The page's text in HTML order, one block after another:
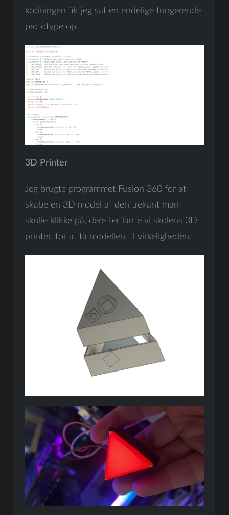
kodningen fik jeg sat en endelige fungerende
prototype op.
3D Printer
Jeg brugte programmet Fusion 360 for at
skabe en 3D model af den trekant man
skulle klikke på, derefter lånte vi skolens 3D
printer, for at få modellen til virkeligheden.